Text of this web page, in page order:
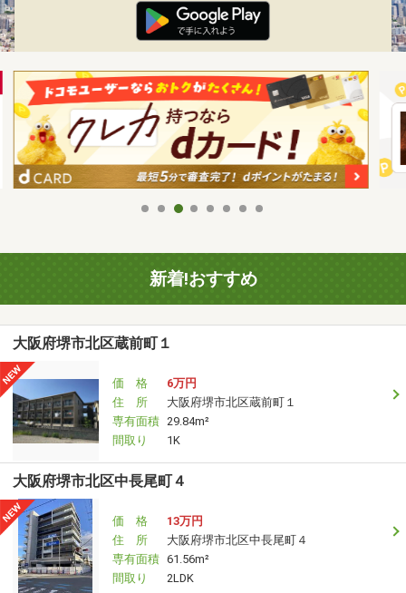
新着!おすすめ
大阪府堺市北区蔵前町１
価 格
6万円
住 所
大阪府堺市北区蔵前町１
専有面積 29.84m²
間取り
1K
大阪府堺市北区中長尾町４
価 格
13万円
住 所
大阪府堺市北区中長尾町４
専有面積 61.56m²
間取り
2LDK